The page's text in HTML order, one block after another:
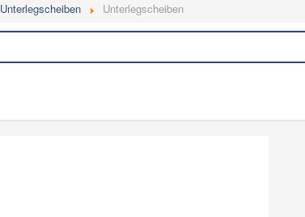
Unterlegscheiben
Unterlegscheiben